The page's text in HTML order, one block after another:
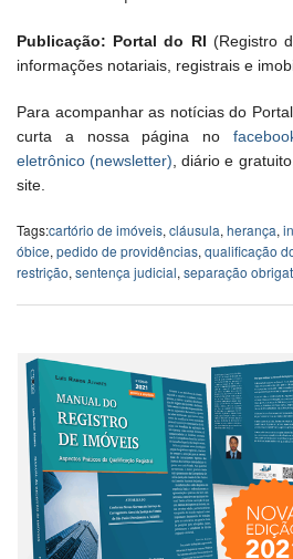
Publicação: Portal do RI (Registro
informações notariais, registrais e
Para acompanhar as notícias do
curta a nossa página no
eletrônico (newsletter) , diário e
site.
Tags:cartório de imóveis, cláusula, herança,
óbice, pedido de providências, qualificação
restrição, sentença judicial, separação